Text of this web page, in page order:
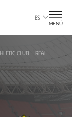
ES
MENÚ
CLUB - REAL